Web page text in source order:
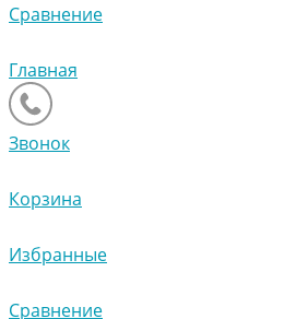
Сравнение
Главная
Звонок
Корзина
Избранные
Сравнение